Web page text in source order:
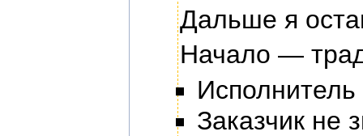
Дальше я
Начало —
Заказчик не